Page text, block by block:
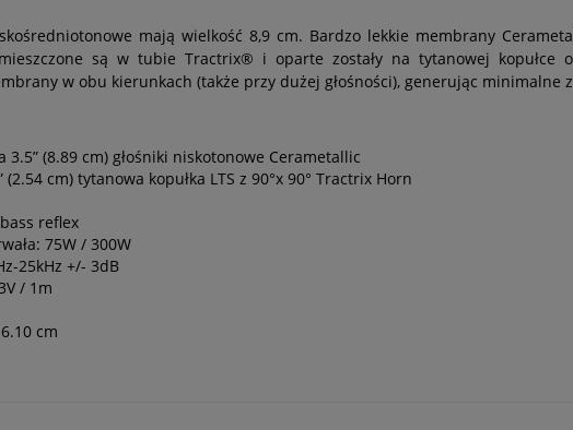
mają wielkość 8,9 cm. Bardzo lekkie membrany
są w tubie Tractrix® i oparte zostały na tytanowej
w obu kierunkach (także przy dużej głośności), generując minimalne
3.5” (8.89 cm) głośniki niskotonowe Cerametallic
(2.54 cm) tytanowa kopułka LTS z 90°x 90° Tractrix Horn
reflex
75W / 300W
25kHz +/- 3dB
/ 1m
cm